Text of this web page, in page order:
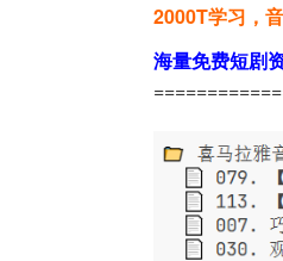
2000T学习，
海量免费短剧